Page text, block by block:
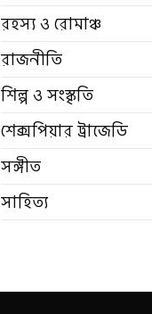
রহস্য ও রোমাঞ্চ
রাজনীতি
শিল্প ও সংস্কৃতি
শেক্সপিয়ার ট্রাজেডি
সঙ্গীত
সাহিত্য